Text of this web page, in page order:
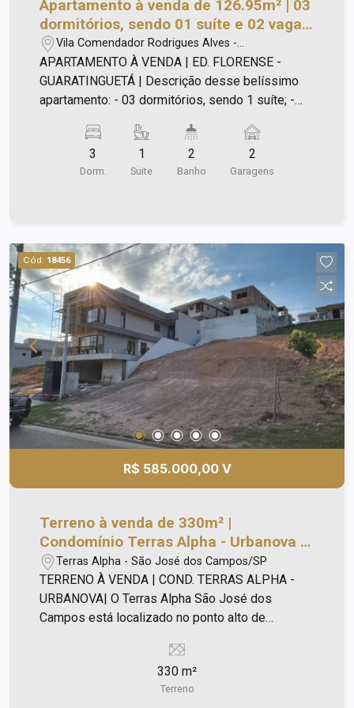
Apartamento à venda de 126.95m² | 03
dormitórios, sendo 01 suíte e 02 vagas
de garagem | Edifício Florense - Vila
Indiana | Guaratinguetá |
Vila Comendador Rodrigues Alves -
Guaratinguetá/SP
APARTAMENTO À VENDA | ED. FLORENSE -
GUARATINGUETÁ | Descrição desse belíssimo
apartamento: - 03 dormitórios, sendo 1 suíte; -
Banheiro social; - Sacada com tela; - Cozinha
planejada com móveis modernos; - Lavanderia
separada com armário - Iluminação; - Entrada
virtual; - Aceita Pet; - Ar condicionado nos
dormitórios e sala; - Piso vinílico.
3
Dorm.
1
Suite
2
Banho
2
Garagens
Cód. 18456
R$ 585.000,00 V
Terreno à venda de 330m² |
Condomínio Terras Alpha - Urbanova |
São José dos Campos |
Terras Alpha - São José dos Campos/SP
TERRENO À VENDA | COND. TERRAS ALPHA -
URBANOVA| O Terras Alpha São José dos
Campos está localizado no ponto alto de
escolas, hospital, restaurantes, padarias,
farmácias, supermercados, comércio e serviços.
Terreno localizado em uma rua tranquila, o lote
330 m²
Terreno